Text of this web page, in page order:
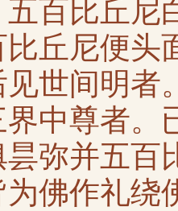
百比丘尼
比丘尼便头
世间明者
界中尊者。
弥并五百
佛作礼绕